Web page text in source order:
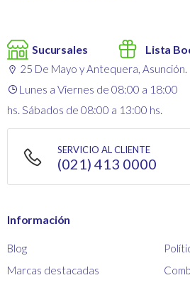
Sucursales Lista
25 De Mayo y Antequera, Asunción.
Lunes a Viernes de 08:00 a 18:00
hs. Sábados de 08:00 a 13:00 hs.
SERVICIO AL CLIENTE
(021) 413 0000
Información
Blog
Marcas destacadas